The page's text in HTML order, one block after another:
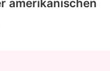
amerikanischen